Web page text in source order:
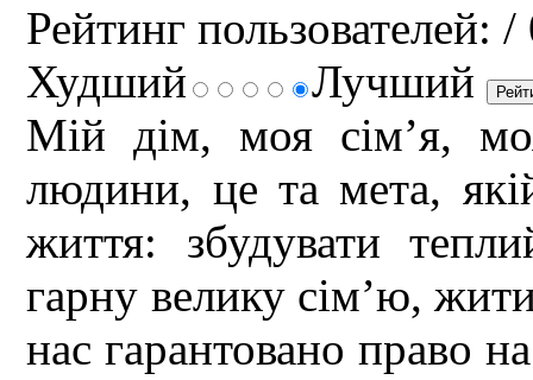
Рейтинг пользователей: /
Худший
Лучший
Мій дім, моя сім’я,
людини, це та мета,
життя: збудувати
гарну велику сім’ю,
нас гарантовано право